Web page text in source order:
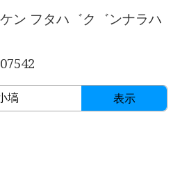
ン フタハ゛ク゛ンナラハ
表示